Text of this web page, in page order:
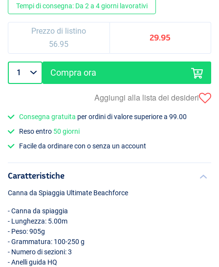
Tempi di consegna: Da 2 a 4 giorni lavorativi
Prezzo di listino
56.95
29.95
Compra ora
Aggiungi alla lista dei desideri
Consegna gratuita per ordini di valore superiore a 99.00
Reso entro 50 giorni
Facile da ordinare con o senza un account
Caratteristiche
Canna da Spiaggia Ultimate Beachforce
- Canna da spiaggia
- Lunghezza: 5.00m
- Peso: 905g
- Grammatura: 100-250 g
- Numero di sezioni: 3
- Anelli guida HQ